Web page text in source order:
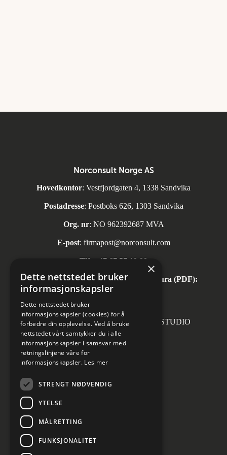
Norconsult Norge AS
Hovedkontor: Vestfjordgaten 4, 1338 Sandvika
Postadresse: Postboks 626, 1303 Sandvika
Org. nr: NO 962392687 MVA
E-post: firmapost@norconsult.com
Tlf: +47 67 57 10 00
Automatisk mottak av inngående faktura (PDF):
invoice.no@norconsult.com
Forsidefoto: RASMUS HJORTSHOJ STUDIO
Cookies innstillinger
×
Dette nettstedet bruker
informasjonskapsler
Dette nettstedet bruker
informasjonskapsler (cookies) for å
forbedre din opplevelse. Ved å bruke
nettstedet vårt samtykker du i alle
informasjonskapsler i samsvar med
retningslinjene våre for
informasjonskapsler. Les mer
STRENGT NØDVENDIG
YTELSE
MÅLRETTING
FUNKSJONALITET